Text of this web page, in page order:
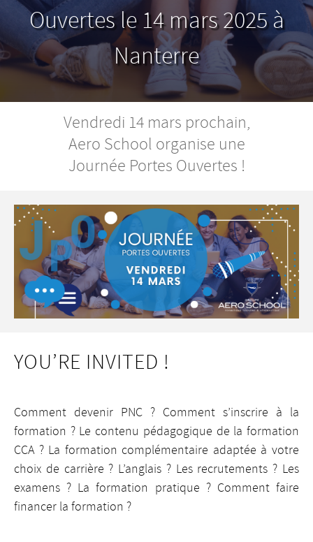
Ouvertes le 14 mars 2025 à
Nanterre
Vendredi 14 mars prochain,
Aero School organise une
Journée Portes Ouvertes !
YOU’RE INVITED !
Comment devenir PNC ? Comment s’inscrire à la
formation ? Le contenu pédagogique de la formation
CCA ? La formation complémentaire adaptée à votre
choix de carrière ? L’anglais ? Les recrutements ? Les
examens ? La formation pratique ? Comment faire
financer la formation ?